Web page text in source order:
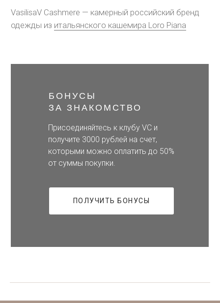
БОНУСЫ
ЗА ЗНАКОМСТВО
Присоединяйтесь к клубу VC и
получите 3000 рублей на счет,
которыми можно оплатить до 50%
от суммы покупки.
ПОЛУЧИТЬ БОНУСЫ